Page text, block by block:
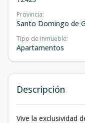
Provincia:
Santo Domingo de
Tipo de inmueble:
Apartamentos
Descripción
Vive la exclusividad